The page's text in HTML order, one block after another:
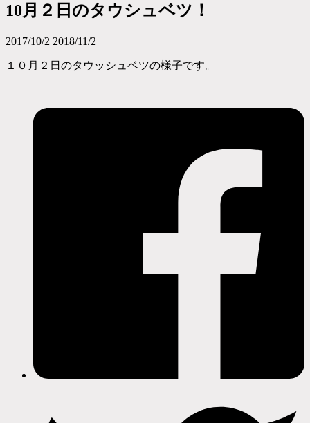
10月２日のタウシュベツ！
2017/10/2 2018/11/2
１０月２日のタウッシュベツの様子です。